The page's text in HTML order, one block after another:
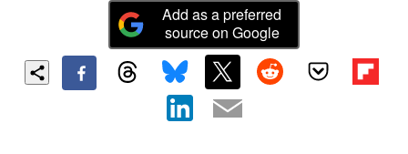
Add as a preferred
source on Google